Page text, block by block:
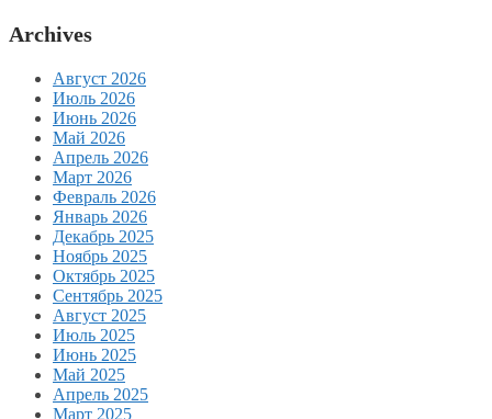
Archives
Август 2026
Июль 2026
Июнь 2026
Май 2026
Апрель 2026
Март 2026
Февраль 2026
Январь 2026
Декабрь 2025
Ноябрь 2025
Октябрь 2025
Сентябрь 2025
Август 2025
Июль 2025
Июнь 2025
Май 2025
Апрель 2025
Март 2025